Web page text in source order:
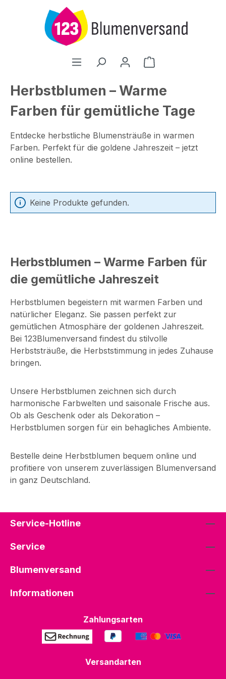
Zum Hauptinhalt springen
Warenkorb
Herbstblumen – Warme
Farben für gemütliche Tage
Entdecke herbstliche Blumensträuße in warmen
Farben. Perfekt für die goldene Jahreszeit – jetzt
online bestellen.
Keine Produkte gefunden.
Herbstblumen – Warme Farben für
die gemütliche Jahreszeit
Herbstblumen begeistern mit warmen Farben und
natürlicher Eleganz. Sie passen perfekt zur
gemütlichen Atmosphäre der goldenen Jahreszeit.
Bei 123Blumenversand findest du stilvolle
Herbststräuße, die Herbststimmung in jedes Zuhause
bringen.
Unsere Herbstblumen zeichnen sich durch
harmonische Farbwelten und saisonale Frische aus.
Ob als Geschenk oder als Dekoration –
Herbstblumen sorgen für ein behagliches Ambiente.
Bestelle deine Herbstblumen bequem online und
profitiere von unserem zuverlässigen Blumenversand
in ganz Deutschland.
Service-Hotline
Service
Blumenversand
Informationen
Zahlungsarten
Versandarten